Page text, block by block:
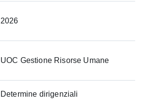
2026
UOC Gestione Risorse Umane
Determine dirigenziali